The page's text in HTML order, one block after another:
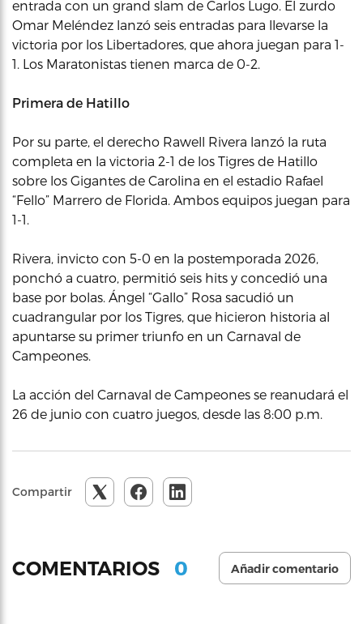
entrada con un grand slam de Carlos Lugo. El zurdo
Omar Meléndez lanzó seis entradas para llevarse la
victoria por los Libertadores, que ahora juegan para 1-
1. Los Maratonistas tienen marca de 0-2.
Primera de Hatillo
Por su parte, el derecho Rawell Rivera lanzó la ruta
completa en la victoria 2-1 de los Tigres de Hatillo
sobre los Gigantes de Carolina en el estadio Rafael
“Fello” Marrero de Florida. Ambos equipos juegan para
1-1.
Rivera, invicto con 5-0 en la postemporada 2026,
ponchó a cuatro, permitió seis hits y concedió una
base por bolas. Ángel “Gallo” Rosa sacudió un
cuadrangular por los Tigres, que hicieron historia al
apuntarse su primer triunfo en un Carnaval de
Campeones.
La acción del Carnaval de Campeones se reanudará el
26 de junio con cuatro juegos, desde las 8:00 p.m.
Compartir
COMENTARIOS 0 Añadir comentario